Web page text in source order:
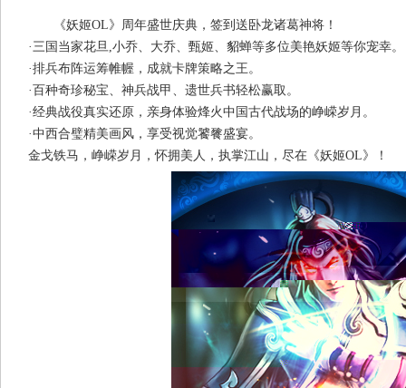
《妖姬OL》周年盛世庆典，签到送卧龙诸葛神将！
·三国当家花旦,小乔、大乔、甄姬、貂蝉等多位美艳妖姬等你宠幸。
·排兵布阵运筹帷幄，成就卡牌策略之王。
·百种奇珍秘宝、神兵战甲、遗世兵书轻松赢取。
·经典战役真实还原，亲身体验烽火中国古代战场的峥嵘岁月。
·中西合璧精美画风，享受视觉饕餮盛宴。
金戈铁马，峥嵘岁月，怀拥美人，执掌江山，尽在《妖姬OL》！